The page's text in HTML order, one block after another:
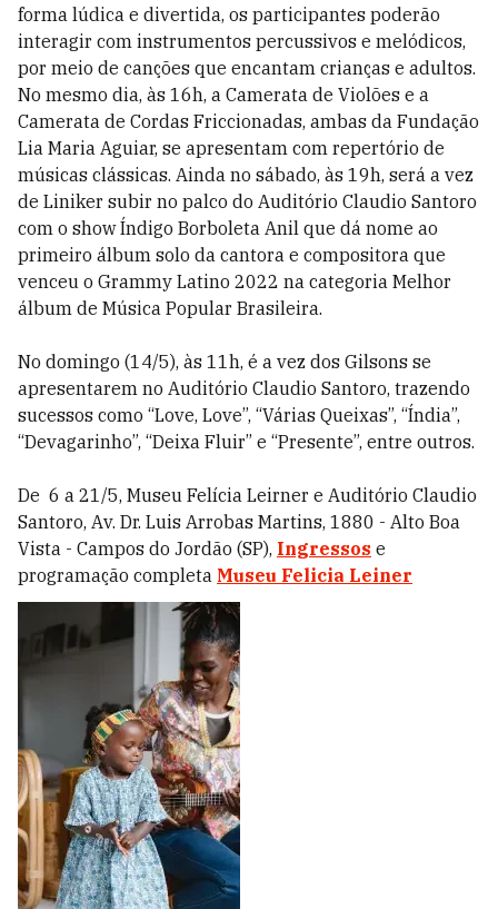
forma lúdica e divertida, os participantes poderão
interagir com instrumentos percussivos e melódicos,
por meio de canções que encantam crianças e adultos.
No mesmo dia, às 16h, a Camerata de Violões e a
Camerata de Cordas Friccionadas, ambas da Fundação
Lia Maria Aguiar, se apresentam com repertório de
músicas clássicas. Ainda no sábado, às 19h, será a vez
de Liniker subir no palco do Auditório Claudio Santoro
com o show Índigo Borboleta Anil que dá nome ao
primeiro álbum solo da cantora e compositora que
venceu o Grammy Latino 2022 na categoria Melhor
álbum de Música Popular Brasileira.
No domingo (14/5), às 11h, é a vez dos Gilsons se
apresentarem no Auditório Claudio Santoro, trazendo
sucessos como “Love, Love”, “Várias Queixas”, “Índia”,
“Devagarinho”, “Deixa Fluir” e “Presente”, entre outros.
De 6 a 21/5, Museu Felícia Leirner e Auditório Claudio
Santoro, Av. Dr. Luis Arrobas Martins, 1880 - Alto Boa
Vista - Campos do Jordão (SP), Ingressos e
programação completa Museu Felicia Leiner